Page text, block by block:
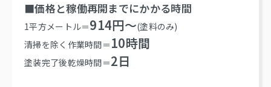
■価格と稼働再開までにかかる時間
1平方メートル＝914円～(塗料のみ)
清掃を除く作業時間＝ 10時間
塗装完了後乾燥時間＝2日